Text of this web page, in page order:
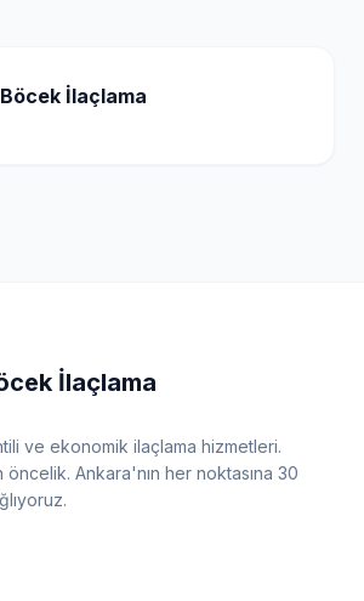
İlaçlama
İlaçlama
ve ekonomik ilaçlama hizmetleri.
öncelik. Ankara'nın her noktasına 30